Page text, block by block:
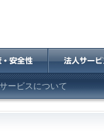
ービスについて